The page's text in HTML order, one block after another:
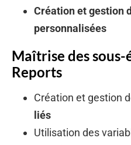
Création et gestion
personnalisées
Maîtrise des
Reports
Création et gestion
liés
Utilisation des